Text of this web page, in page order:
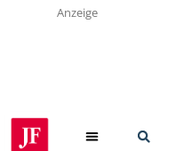
Anzeige